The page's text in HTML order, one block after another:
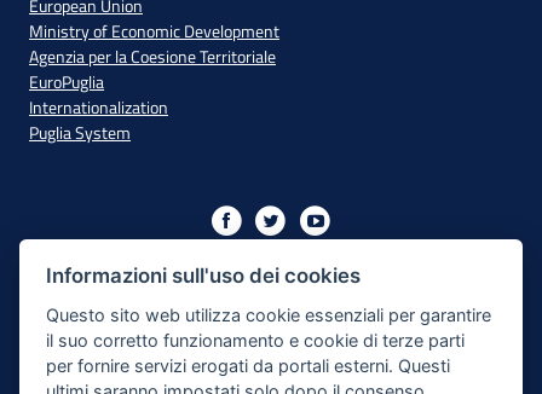
European Union
Ministry of Economic Development
Agenzia per la Coesione Territoriale
EuroPuglia
Internationalization
Puglia System
2014/2020 - Axis XIII
Accessibility
Informazioni sull'uso dei cookies
Questo sito web utilizza cookie essenziali per garantire
il suo corretto funzionamento e cookie di terze parti
per fornire servizi erogati da portali esterni. Questi